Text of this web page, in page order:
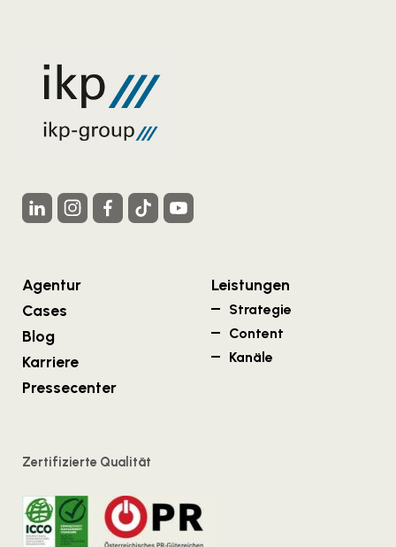
Agentur
Cases
Blog
Karriere
Pressecenter
Leistungen
Strategie
Content
Kanäle
Zertifizierte Qualität